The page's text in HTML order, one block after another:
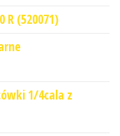
R (520071)
1/4cala z